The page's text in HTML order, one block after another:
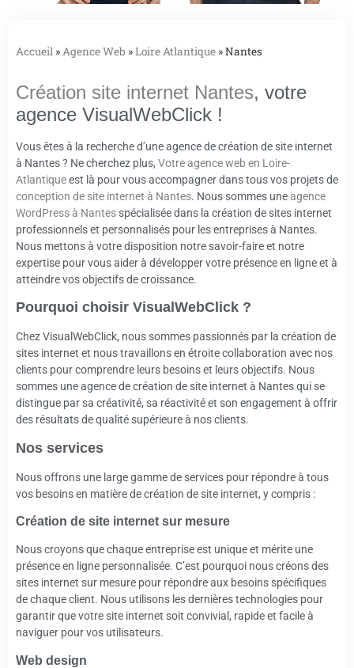
Accueil »Agence Web »Loire Atlantique »Nantes
Création site internet Nantes, votre
agence VisualWebClick !
Vous êtes à la recherche d’une agence de création de site internet
à Nantes ? Ne cherchez plus, Votre agence web en Loire-
Atlantiqueest là pour vous accompagner dans tous vos projets de
conception de site internet à Nantes. Nous sommes uneagence
WordPress à Nantes spécialisée dans la création de sites internet
professionnels et personnalisés pour les entreprises à Nantes.
Nous mettons à votre disposition notre savoir-faire et notre
expertise pour vous aider à développer votre présence en ligne et à
atteindre vos objectifs de croissance.
Pourquoi choisir VisualWebClick ?
Chez VisualWebClick, nous sommes passionnés par la création de
sites internet et nous travaillons en étroite collaboration avec nos
clients pour comprendre leurs besoins et leurs objectifs. Nous
sommes une agence de création de site internet à Nantes qui se
distingue par sa créativité, sa réactivité et son engagement à offrir
des résultats de qualité supérieure à nos clients.
Nos services
Nous offrons une large gamme de services pour répondre à tous
vos besoins en matière de création de site internet, y compris :
Création de site internet sur mesure
Nous croyons que chaque entreprise est unique et mérite une
présence en ligne personnalisée. C’est pourquoi nous créons des
sites internet sur mesure pour répondre aux besoins spécifiques
de chaque client. Nous utilisons les dernières technologies pour
garantir que votre site internet soit convivial, rapide et facile à
naviguer pour vos utilisateurs.
Web design